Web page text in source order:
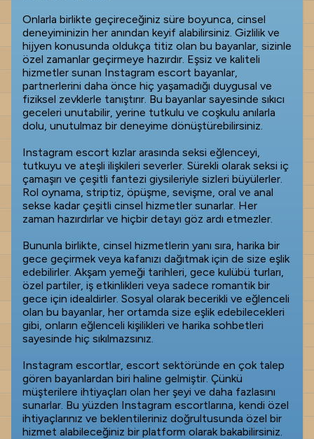
Onlarla birlikte geçireceğiniz süre boyunca, cinsel
deneyiminizin her anından keyif alabilirsiniz. Gizlilik ve
hijyen konusunda oldukça titiz olan bu bayanlar, sizinle
özel zamanlar geçirmeye hazırdır. Eşsiz ve kaliteli
hizmetler sunan Instagram escort bayanlar,
partnerlerini daha önce hiç yaşamadığı duygusal ve
fiziksel zevklerle tanıştırır. Bu bayanlar sayesinde sıkıcı
geceleri unutabilir, yerine tutkulu ve coşkulu anılarla
dolu, unutulmaz bir deneyime dönüştürebilirsiniz.
Instagram escort kızlar arasında seksi eğlenceyi,
tutkuyu ve ateşli ilişkileri severler. Sürekli olarak seksi iç
çamaşırı ve çeşitli fantezi giysileriyle sizleri büyülerler.
Rol oynama, striptiz, öpüşme, sevişme, oral ve anal
sekse kadar çeşitli cinsel hizmetler sunarlar. Her
zaman hazırdırlar ve hiçbir detayı göz ardı etmezler.
Bununla birlikte, cinsel hizmetlerin yanı sıra, harika bir
gece geçirmek veya kafanızı dağıtmak için de size eşlik
edebilirler. Akşam yemeği tarihleri, gece kulübü turları,
özel partiler, iş etkinlikleri veya sadece romantik bir
gece için idealdirler. Sosyal olarak becerikli ve eğlenceli
olan bu bayanlar, her ortamda size eşlik edebilecekleri
gibi, onların eğlenceli kişilikleri ve harika sohbetleri
sayesinde hiç sıkılmazsınız.
Instagram escortlar, escort sektöründe en çok talep
gören bayanlardan biri haline gelmiştir. Çünkü
müşterilere ihtiyaçları olan her şeyi ve daha fazlasını
sunarlar. Bu yüzden Instagram escortlarına, kendi özel
ihtiyaçlarınız ve beklentileriniz doğrultusunda özel bir
hizmet alabileceğiniz bir platform olarak bakabilirsiniz.